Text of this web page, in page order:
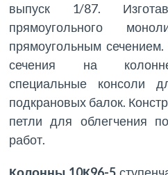
выпуск 1/87.
прямоугольного
прямоугольным
сечения на колонне
специальные консоли
подкрановых балок.
петли для облегчения
работ.